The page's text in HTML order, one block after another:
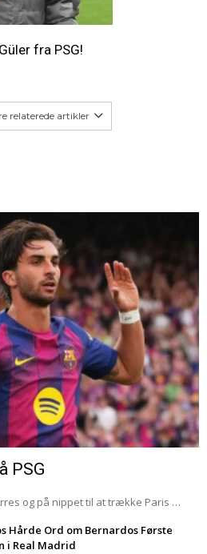
fra PSG!
relaterede artikler
PSG
og på nippet til at trække Paris …
Hårde Ord om Bernardos Første
i Real Madrid